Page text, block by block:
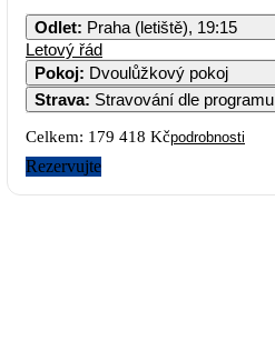
Odlet: Praha (letiště), 19:15
Letový řád
Pokoj: Dvoulůžkový pokoj
Strava: Stravování dle programu
Celkem: 179 418 Kčpodrobnosti
Rezervujte